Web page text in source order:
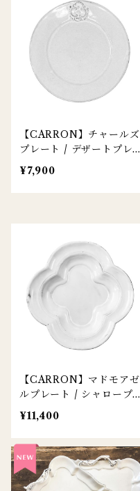
【CARRON】チャールズ
プレート / デザートプレ
ート
¥7,900
【CARRON】マドモアゼ
ルプレート / シャロープ
ラッター
¥11,400